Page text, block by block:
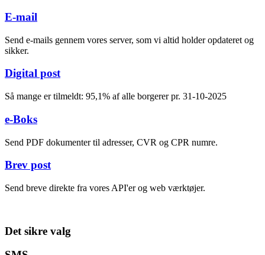
E-mail
Send e-mails gennem vores server, som vi altid holder opdateret og
sikker.
Digital post
Så mange er tilmeldt: 95,1% af alle borgerer pr. 31-10-2025
e-Boks
Send PDF dokumenter til adresser, CVR og CPR numre.
Brev post
Send breve direkte fra vores API'er og web værktøjer.
Det sikre valg